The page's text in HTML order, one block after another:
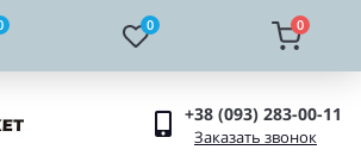
0 0
+38 (093) 283-00-11
Заказать звонок